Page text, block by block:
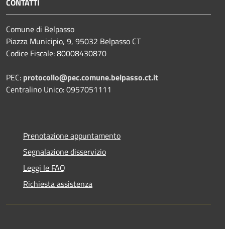
Comune di Belpasso
Piazza Municipio, 9, 95032 Belpasso CT
Codice Fiscale: 80008430870
PEC: protocollo@pec.comune.belpasso.ct.it
Centralino Unico: 0957051111
Prenotazione appuntamento
Segnalazione disservizio
Leggi le FAQ
Richiesta assistenza